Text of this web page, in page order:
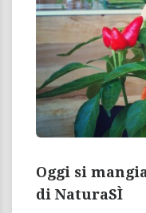
Oggi si
di NaturaSÌ